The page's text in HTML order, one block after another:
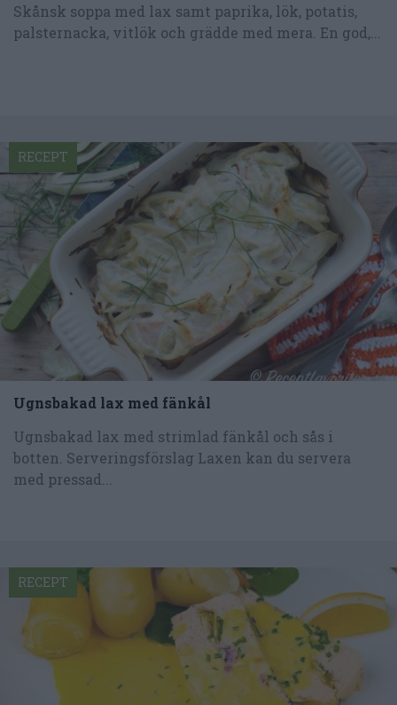
Skånsk soppa med lax samt paprika, lök, potatis,
palsternacka, vitlök och grädde med mera. En god,...
Ugnsbakad lax med fänkål
Ugnsbakad lax med strimlad fänkål och sås i
botten. Serveringsförslag Laxen kan du servera
med pressad...
RECEPT
RECEPT